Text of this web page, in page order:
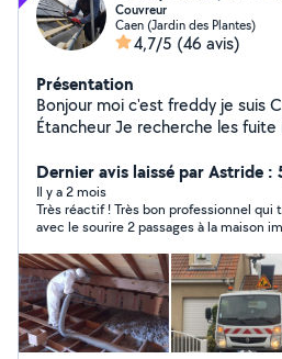
Couvreur
Caen (Jardin des Plantes)
4,7/5 (46 avis)
Présentation
Bonjour moi c'est freddy je suis
Étancheur Je recherche les fuite remplacement tout
de charpente réparation de
étanchéité pose de velux
façade enduit projeter peinture
sur toiture application au pistolet
nettoyage de gouttière peinture
isolation par extérieur Mon numéro de téléphone --->
Zéro six , cinquante , vingt-six ,
quatorze plus de 30 ans d'expérience Devis et
déplacement gratuit n'hésitez
Dernier avis laissé par Astride :
Il y a 2 mois
Très réactif ! Très bon professionnel qui
avec le sourire 2 passages à la maison impeccable Tarif
recommande